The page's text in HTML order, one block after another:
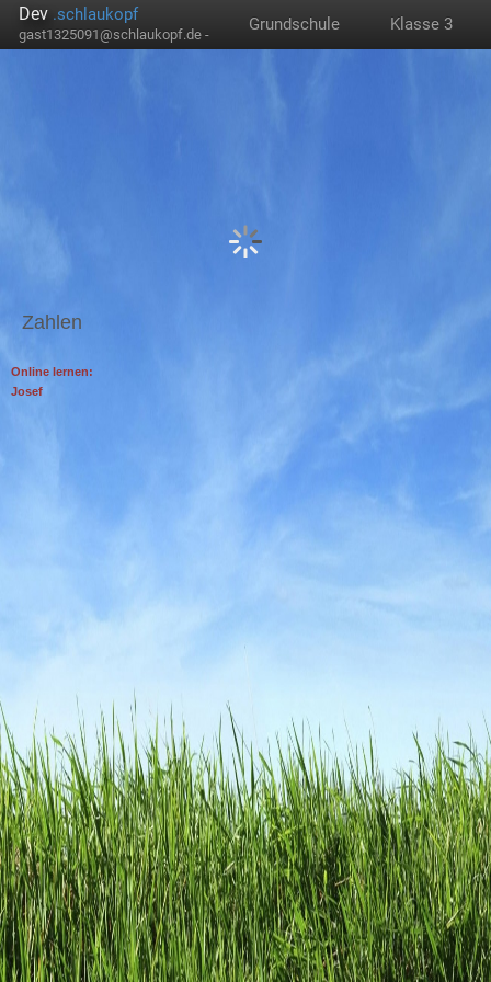
Dev .schlaukopf
gast1325091@schlaukopf.de -
Grundschule Klasse 3
Zahlen
Online lernen:
Josef